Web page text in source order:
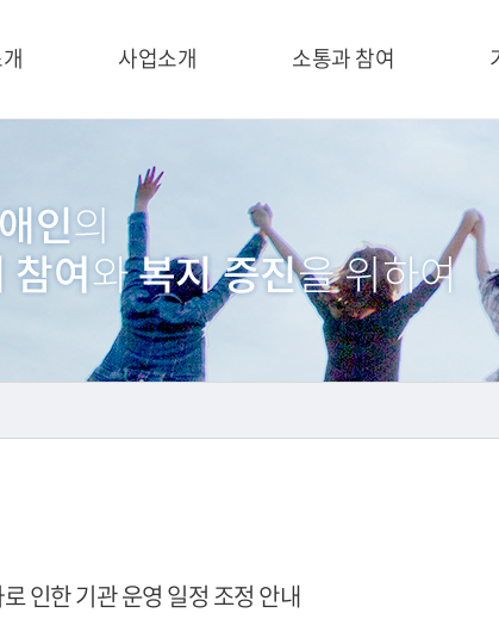
사업소개 소통과 참여
인한 기관 운영 일정 조정 안내